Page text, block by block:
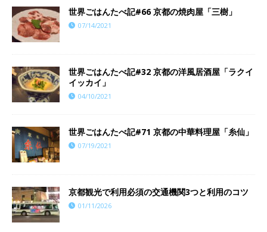
世界ごはんたべ記#66 京都の焼肉屋「三樹」
07/14/2021
世界ごはんたべ記#32 京都の洋風居酒屋「ラクイ
イッカイ」
04/10/2021
世界ごはんたべ記#71 京都の中華料理屋「糸仙」
07/19/2021
京都観光で利用必須の交通機関3つと利用のコツ
01/11/2026